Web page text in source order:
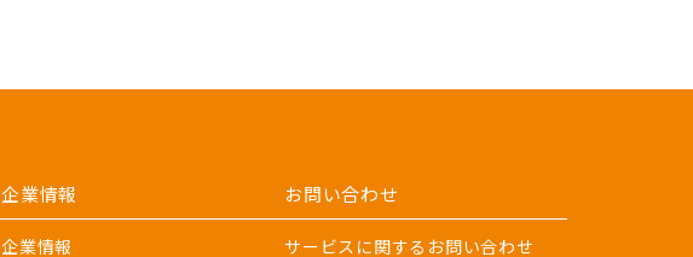
企業情報
企業情報
お問い合わせ
サービスに関するお問い合わせ